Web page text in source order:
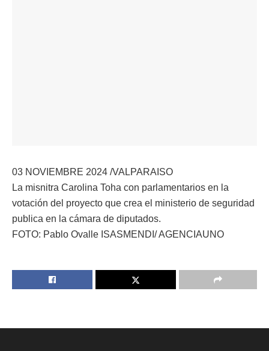
03 NOVIEMBRE 2024 /VALPARAISO
La misnitra Carolina Toha con parlamentarios en la
votación del proyecto que crea el ministerio de seguridad
publica en la cámara de diputados.
FOTO: Pablo Ovalle ISASMENDI/ AGENCIAUNO